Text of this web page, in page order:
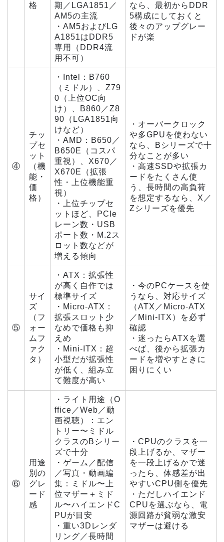
格
期／LGA1851／
AM5の主流
・AM5およびLG
A1851はDDR5
専用（DDR4流
用不可）
なら、最初からDDR
5構成にしておくと
後々のアップグレー
ドが楽
④
チッ
プセ
ット
（機
能・
価
格）
・Intel：B760
（ミドル）、Z79
0（上位OC向
け）、B860／Z8
90（LGA1851向
けなど）
・AMD：B650／
B650E（コスパ
重視）、X670／
X670E（拡張
性・上位機能重
視）
・上位チップセ
ットほど、PCIe
レーン数・USB
ポート数・M.2ス
ロット数などが
増える傾向
・オーバークロック
や多GPUを使わない
なら、Bシリーズで十
分なことが多い
・高速SSDや拡張カ
ードをたくさん使
う、長時間の高負荷
を想定するなら、X／
Zシリーズを優先
⑤
サイ
ズ
（フ
ォー
ムフ
ァク
タ）
・ATX：拡張性
が高く自作では
標準サイズ
・Micro-ATX：
拡張スロット少
なめで価格も抑
えめ
・Mini-ITX：超
小型だが拡張性
が低く、組み立
て難度が高い
・今のPCケースを使
うなら、対応サイズ
（ATX／Micro-ATX
／Mini-ITX）を必ず
確認
・迷ったらATXを選
べば、後から拡張カ
ードを増やすときに
困りにくい
⑥
用途
別の
グレ
ード
感
・ライト用途（O
ffice／Web／動
画視聴）：エン
トリー〜ミドル
クラスのBシリー
ズで十分
・ゲーム／配信
／写真・動画編
集：ミドル〜上
位マザー＋ミド
ル〜ハイエンドC
PUが目安
・重い3Dレンダ
リング／長時間
・CPUのクラスを一
段上げるか、マザー
を一段上げるかで迷
ったら、体感差が出
やすいCPU側を優先
・ただしハイエンド
CPUを選ぶなら、電
源回路が貧弱な激安
マザーは避ける